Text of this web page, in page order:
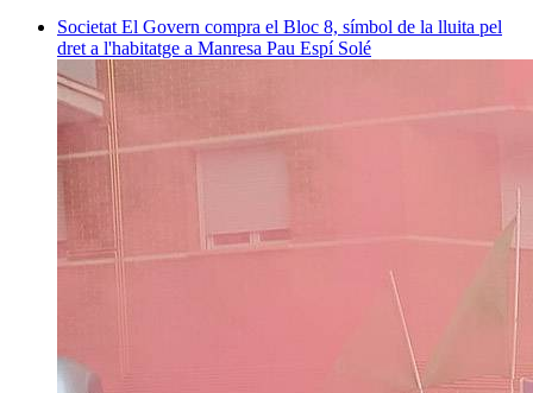
Societat El Govern compra el Bloc 8, símbol de la lluita pel
dret a l'habitatge a Manresa Pau Espí Solé